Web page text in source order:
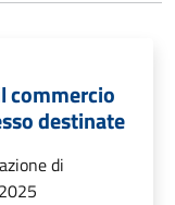
commercio
destinate
di